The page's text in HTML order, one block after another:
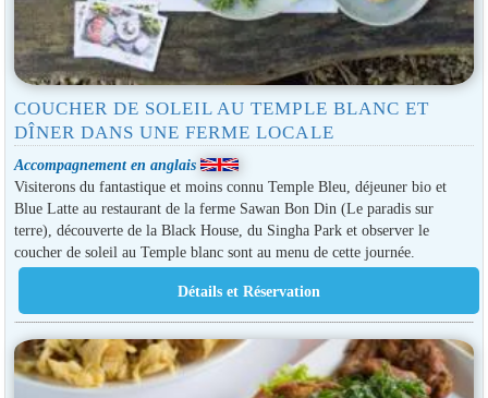
COUCHER DE SOLEIL AU TEMPLE BLANC ET
DÎNER DANS UNE FERME LOCALE
Accompagnement en anglais
Visiterons du fantastique et moins connu Temple Bleu, déjeuner bio et
Blue Latte au restaurant de la ferme Sawan Bon Din (Le paradis sur
terre), découverte de la Black House, du Singha Park et observer le
coucher de soleil au Temple blanc sont au menu de cette journée.